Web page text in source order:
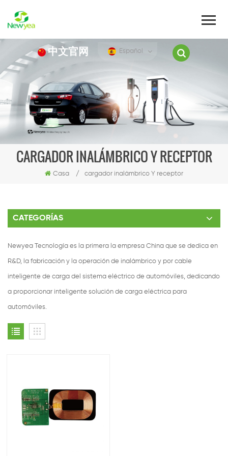
中文官网 Español
CARGADOR INALÁMBRICO Y RECEPTOR
Casa / cargador inalámbrico Y receptor
CATEGORÍAS
Newyea Tecnología es la primera la empresa China que se dedica en
R&D, la fabricación y la operación de inalámbrico y por cable
inteligente de carga del sistema eléctrico de automóviles, dedicando
a proporcionar inteligente solución de carga eléctrica para
automóviles.